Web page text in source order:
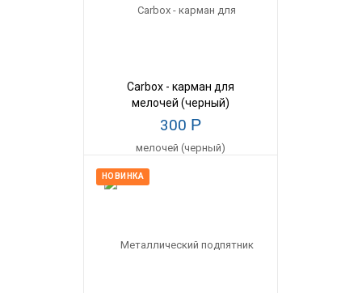
Carbox - карман для
мелочей (черный)
300 Р
НОВИНКА